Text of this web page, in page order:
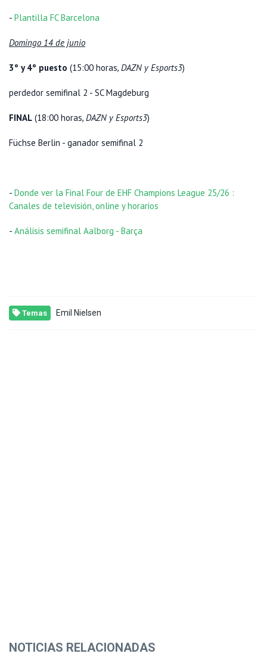
- Plantilla FC Barcelona
Domingo 14 de junio
3º y 4º puesto (15:00 horas, DAZN y Esports3)
perdedor semifinal 2 - SC Magdeburg
FINAL (18:00 horas, DAZN y Esports3)
Füchse Berlin - ganador semifinal 2
- Donde ver la Final Four de EHF Champions League 25/26 :
Canales de televisión, online y horarios
- Análisis semifinal Aalborg - Barça
Temas Emil Nielsen
NOTICIAS RELACIONADAS